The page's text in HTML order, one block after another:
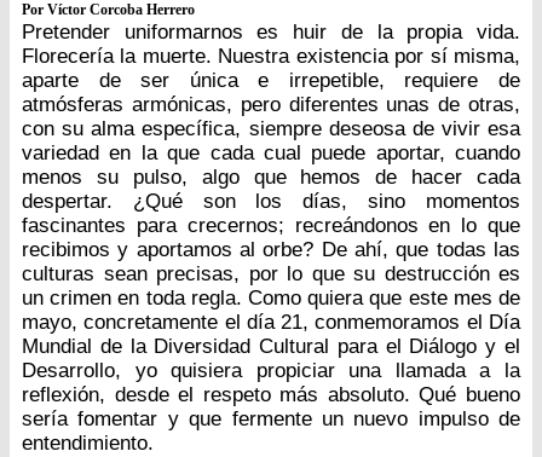
Por Víctor Corcoba Herrero
Pretender uniformarnos es huir de la propia vida.
Florecería la muerte. Nuestra existencia por sí misma,
aparte de ser única e irrepetible, requiere de
atmósferas armónicas, pero diferentes unas de otras,
con su alma específica, siempre deseosa de vivir esa
variedad en la que cada cual puede aportar, cuando
menos su pulso, algo que hemos de hacer cada
despertar. ¿Qué son los días, sino momentos
fascinantes para crecernos; recreándonos en lo que
recibimos y aportamos al orbe? De ahí, que todas las
culturas sean precisas, por lo que su destrucción es
un crimen en toda regla. Como quiera que este mes de
mayo, concretamente el día 21, conmemoramos el Día
Mundial de la Diversidad Cultural para el Diálogo y el
Desarrollo, yo quisiera propiciar una llamada a la
reflexión, desde el respeto más absoluto. Qué bueno
sería fomentar y que fermente un nuevo impulso de
entendimiento.